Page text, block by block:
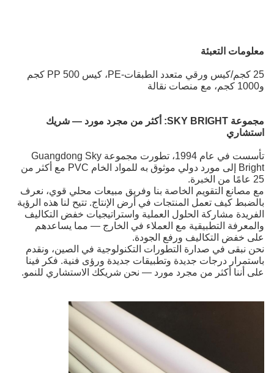
معلومات التعبئة
25 كجم/كيس ورقي متعدد الطبقات-PE، كيس PP 500 كجم
و1000 كجم، مع منصات نقالة
مجموعة SKY BRIGHT:
أكثر من مجرد مورد — شريك
استشاري
تأسست في عام 1994، تطورت مجموعة Guangdong Sky
Bright إلى مورد دولي موثوق به للمواد الخام PVC
مع أكثر من
25 عامًا من الخبرة.
مع مصانع التقويم الخاصة بنا وفريق مبيعات محلي قوي، نعرف
بالضبط كيف تعمل المنتجات في أرض الإنتاج. تتيح لنا هذه الرؤية
الفريدة مشاركة الحلول العملية واستراتيجيات خفض التكاليف
والمعرفة التطبيقية مع العملاء في الخارج — مما يساعدهم
على خفض التكاليف ورفع الجودة.
نحن نبقى في صدارة التطورات التكنولوجية في الصين، ونقدم
باستمرار درجات جديدة وتطبيقات جديدة ورؤى فنية. فكر فينا
على أننا أكثر من مجرد مورد — نحن شريكك الاستشاري للنمو.